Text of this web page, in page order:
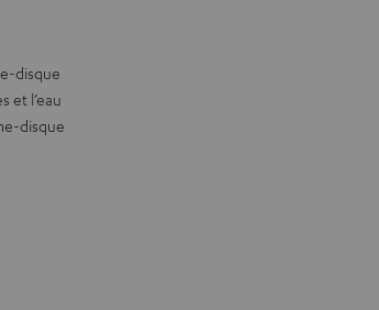
disque
et l’eau
disque